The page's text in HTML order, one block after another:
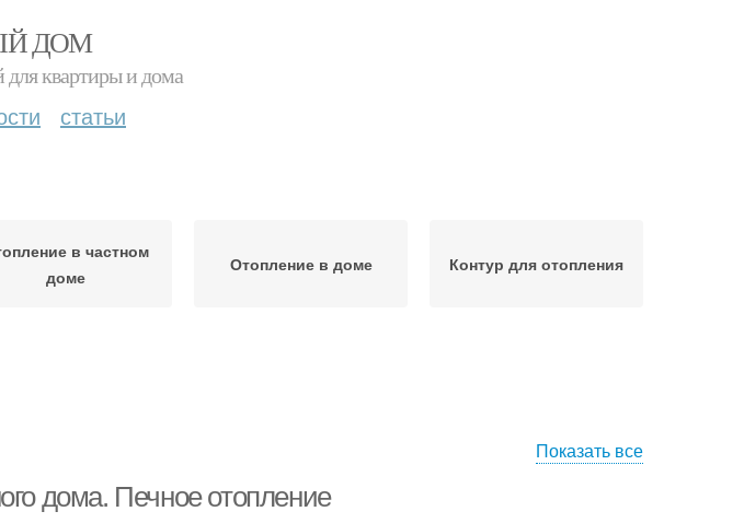
ДОМ
квартиры и дома
статьи
в частном
доме
Отопление в доме Контур для отопления
Показать все
дома. Печное отопление